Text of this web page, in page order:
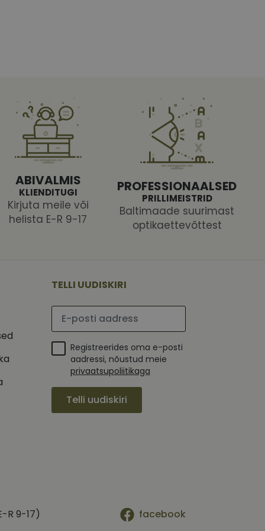
ABIVALMIS
KLIENDITUGI
Kirjuta meile või
helista E-R 9-17
PROFESSIONAALSED
PRILLIMEISTRID
Baltimaade suurimast
optikaettevõttest
TELLI UUDISKIRI
Palun sisesta e-posti aadress
Registreerides oma e-posti
aadressi, nõustud meie
privaatsupoliitikaga
Telli uudiskiri
R 9-17) facebook
küpsiste
selleks, et Cookie-
See on
eest
kasutajate
genereeritud
andmete
aadressi
teha kindlaks,
näiteks reaalajas